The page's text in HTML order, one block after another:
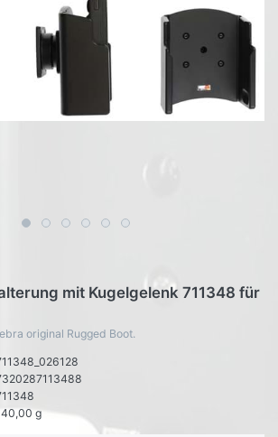
mit Kugelgelenk 711348 für
original Rugged Boot.
g